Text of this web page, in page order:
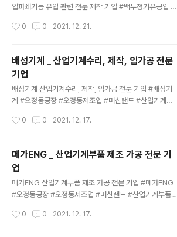
압파쇄기등 유압 관련 전문 제작 기업 #백두정기유공압 #
#유압자동분말성형기 #유압파쇄기 #유압프레스 #예술작
상공인의 놀이터 미디어테크 http://media-tech.kr 대한
민국 최고의 기술 미디어테크 대한민국 최고의 기술이 한
자리에 모여있습니다. 고객의 삶에 빛과 소금이되는 미디
어테크는 더욱 더 신뢰할 수 있는 제품으로 고객의 믿음에
보답하겠습니다. media-tech.kr
0 0 2021. 12. 21.
배성기계 _ 산업기계수리, 제작, 임가공 전문
기업
배성기계 산업기계수리, 제작, 임가공 전문 기업 #배성기
계 #오정동공장 #오정동제조업 #머신랜드 #산업기계수
기술을 보유한 중.소상공인의 놀이터 미디어테크 http://m
국 최고의 기술이 한자리에 모여있습니다. 고객의 삶에 빛
과 소금이되는 미디어테크는 더욱 더 신뢰할 수 있는 제품
으로 고객의 믿음에 보답하겠습니다. media-tech.kr
0 0 2021. 12. 17.
메가ENG _ 산업기계부품 제조 가공 전문 기
업
메가ENG 산업기계부품 제조 가공 전문 기업 #메가ENG
#오정동공장 #오정동제조업 #머신랜드 #산업기계부품 #
유한 중.소상공인의 놀이터 미디어테크 http://media-te
0 0 2021. 12. 17.